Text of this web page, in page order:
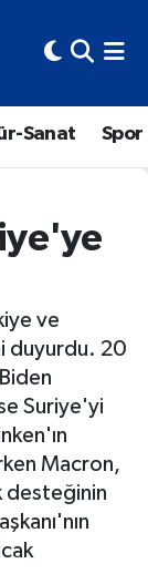
Sanat Spor
ve
duyurdu. 20
Suriye'yi
Macron,
desteğinin